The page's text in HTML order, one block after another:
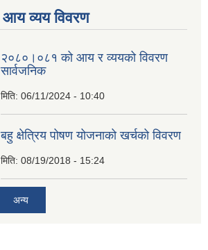
आय व्यय विवरण
२०८०।०८१ को आय र व्ययको विवरण
सार्वजनिक
मिति: 06/11/2024 - 10:40
बहु क्षेत्रिय पोषण योजनाको खर्चको विवरण
मिति: 08/19/2018 - 15:24
अन्य